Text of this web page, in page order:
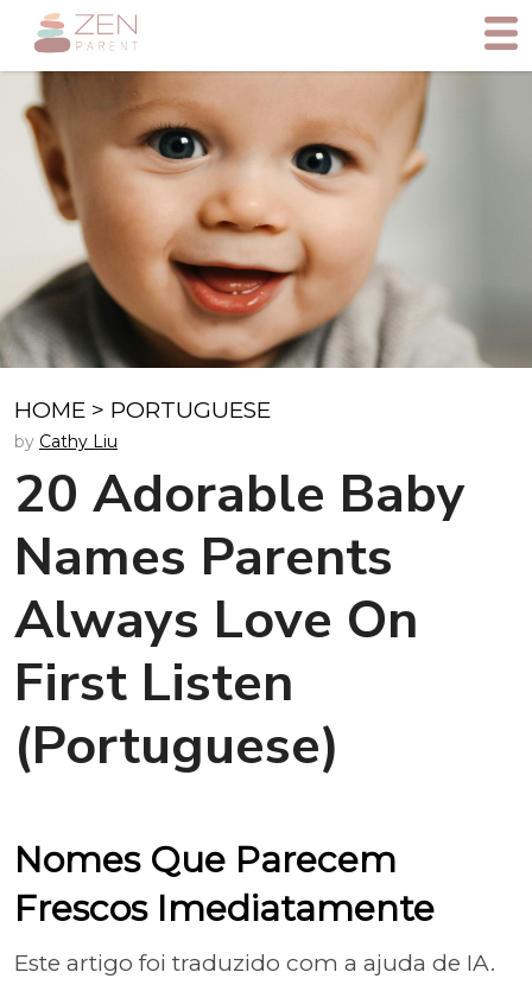
HOME > PORTUGUESE
by Cathy Liu
20 Adorable Baby
Names Parents
Always Love On
First Listen
(Portuguese)
Nomes Que Parecem
Frescos Imediatamente
Este artigo foi traduzido com a ajuda de IA.